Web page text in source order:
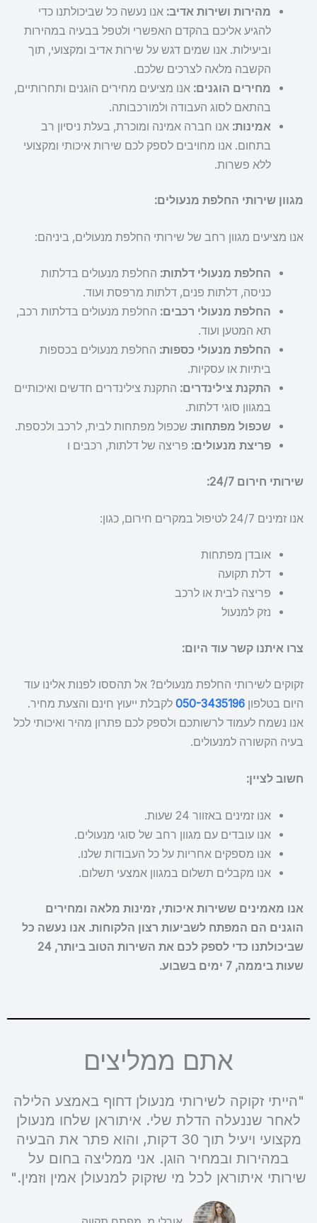
מהירות ושירות אדיב: אנו נעשה כל שביכולתנו כדי
להגיע אליכם בהקדם האפשרי ולטפל בבעיה במהירות
וביעילות. אנו שמים דגש על שירות אדיב ומקצועי, תוך
הקשבה מלאה לצרכים שלכם.
מחירים הוגנים: אנו מציעים מחירים הוגנים ותחרותיים,
בהתאם לסוג העבודה ולמורכבותה.
אמינות: אנו חברה אמינה ומוכרת, בעלת ניסיון רב
בתחום. אנו מחויבים לספק לכם שירות איכותי ומקצועי
ללא פשרות.
מגוון שירותי החלפת מנעולים:
אנו מציעים מגוון רחב של שירותי החלפת מנעולים, ביניהם:
החלפת מנעולי דלתות: החלפת מנעולים בדלתות
כניסה, דלתות פנים, דלתות מרפסת ועוד.
החלפת מנעולי רכבים: החלפת מנעולים בדלתות רכב,
תא המטען ועוד.
החלפת מנעולי כספות: החלפת מנעולים בכספות
ביתיות או עסקיות.
התקנת צילינדרים: התקנת צילינדרים חדשים ואיכותיים
במגוון סוגי דלתות.
שכפול מפתחות: שכפול מפתחות לבית, לרכב ולכספת.
פריצת מנעולים: פריצה של דלתות, רכבים ו
שירותי חירום 24/7:
אנו זמינים 24/7 לטיפול במקרים חירום, כגון:
אובדן מפתחות
דלת תקועה
פריצה לבית או לרכב
נזק למנעול
צרו איתנו קשר עוד היום:
זקוקים לשירותי החלפת מנעולים? אל תהססו לפנות אלינו עוד
היום בטלפון 050-3435196לקבלת ייעוץ חינם והצעת מחיר.
אנו נשמח לעמוד לרשותכם ולספק לכם פתרון מהיר ואיכותי לכל
בעיה הקשורה למנעולים.
חשוב לציין:
אנו זמינים באזוור 24 שעות.
אנו עובדים עם מגוון רחב של סוגי מנעולים.
אנו מספקים אחריות על כל העבודות שלנו.
אנו מקבלים תשלום במגוון אמצעי תשלום.
אנו מאמינים ששירות איכותי, זמינות מלאה ומחירים
הוגנים הם המפתח לשביעות רצון הלקוחות. אנו נעשה כל
שביכולתנו כדי לספק לכם את השירות הטוב ביותר, 24
שעות ביממה, 7 ימים בשבוע.
אתם ממליצים
"הייתי זקוקה לשירותי מנעולן דחוף באמצע הלילה
לאחר שננעלה הדלת שלי. איתוראן שלחו מנעולן
מקצועי ויעיל תוך 30 דקות, והוא פתר את הבעיה
במהירות ובמחיר הוגן. אני ממליצה בחום על
שירותי איתוראן לכל מי שזקוק למנעולן אמין וזמין."